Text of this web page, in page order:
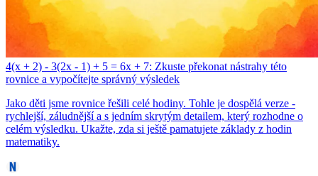
4(x + 2) - 3(2x - 1) + 5 = 6x + 7: Zkuste překonat nástrahy této
rovnice a vypočítejte správný výsledek
Jako děti jsme rovnice řešili celé hodiny. Tohle je dospělá verze -
rychlejší, záludnější a s jedním skrytým detailem, který rozhodne o
celém výsledku. Ukažte, zda si ještě pamatujete základy z hodin
matematiky.